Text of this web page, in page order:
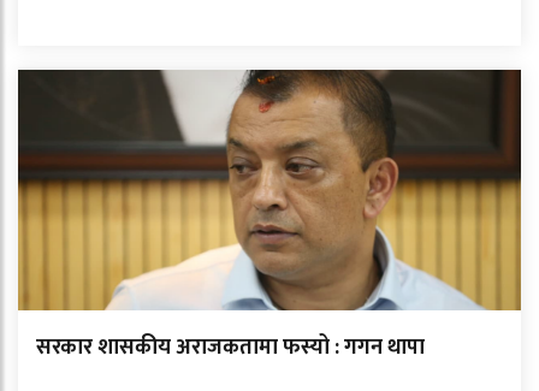
सरकार शासकीय अराजकतामा फस्यो : गगन थापा